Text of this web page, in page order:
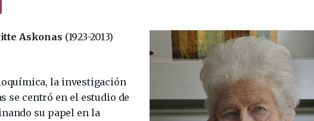
Askonas (1923-2013)
la investigación
se centró en el estudio de
su papel en la